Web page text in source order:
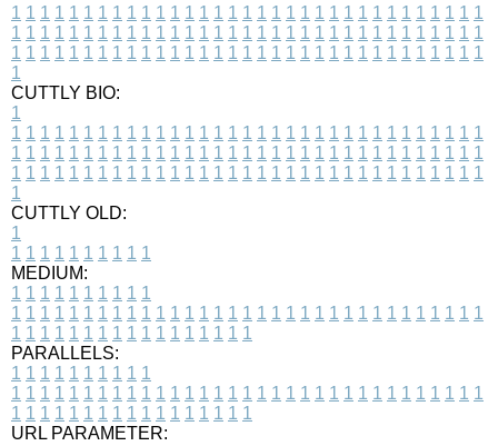
1 1 1 1 1 1 1 1 1 1 1 1 1 1 1 1 1 1 1 1 1 1 1 1 1 1 1 1 1 1 1 1 1
1 1 1 1 1 1 1 1 1 1 1 1 1 1 1 1 1 1 1 1 1 1 1 1 1 1 1 1 1 1 1 1 1
1 1 1 1 1 1 1 1 1 1 1 1 1 1 1 1 1 1 1 1 1 1 1 1 1 1 1 1 1 1 1 1 1
1
CUTTLY BIO:
1
1 1 1 1 1 1 1 1 1 1 1 1 1 1 1 1 1 1 1 1 1 1 1 1 1 1 1 1 1 1 1 1 1
1 1 1 1 1 1 1 1 1 1 1 1 1 1 1 1 1 1 1 1 1 1 1 1 1 1 1 1 1 1 1 1 1
1 1 1 1 1 1 1 1 1 1 1 1 1 1 1 1 1 1 1 1 1 1 1 1 1 1 1 1 1 1 1 1 1
1
CUTTLY OLD:
1
1 1 1 1 1 1 1 1 1 1
MEDIUM:
1 1 1 1 1 1 1 1 1 1
1 1 1 1 1 1 1 1 1 1 1 1 1 1 1 1 1 1 1 1 1 1 1 1 1 1 1 1 1 1 1 1 1
1 1 1 1 1 1 1 1 1 1 1 1 1 1 1 1 1
PARALLELS:
1 1 1 1 1 1 1 1 1 1
1 1 1 1 1 1 1 1 1 1 1 1 1 1 1 1 1 1 1 1 1 1 1 1 1 1 1 1 1 1 1 1 1
1 1 1 1 1 1 1 1 1 1 1 1 1 1 1 1 1
URL PARAMETER: